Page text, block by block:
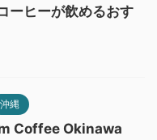
ーヒーが飲めるおす
沖縄
Coffee Okinawa